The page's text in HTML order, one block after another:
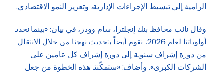
الرامية إلى تبسيط الإجراءات الإدارية، وتعزيز النمو الاقتصادي.
وقال نائب محافظ بنك إنجلترا، سام وودز، في بيان: «بينما نحدد
أولوياتنا لعام 2026، نقوم أيضاً بتحديث نهجنا من خلال الانتقال
من دورة إشراف سنوية إلى دورة إشراف كل عامين على
الشركات الكبرى». وأضاف: «ستمكّننا هذه الخطوة من جعل